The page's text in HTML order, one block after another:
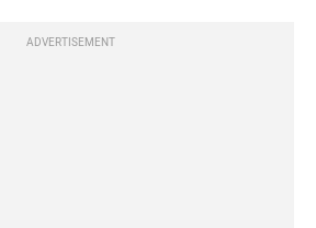
ADVERTISEMENT